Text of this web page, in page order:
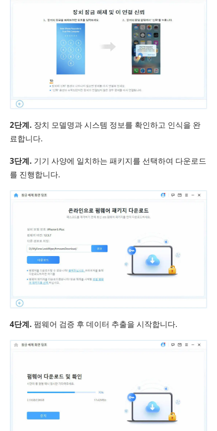
2단계. 장치 모델명과 시스템 정보를 확인하고 인식을 완
료합니다.
3단계. 기기 사양에 일치하는 패키지를 선택하여 다운로드
를 진행합니다.
4단계. 펌웨어 검증 후 데이터 추출을 시작합니다.